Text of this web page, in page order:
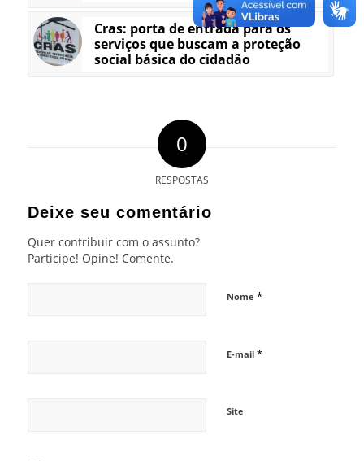
Cras: porta de entrada para os
serviços que buscam a proteção
social básica do cidadão
0
RESPOSTAS
Deixe seu comentário
Quer contribuir com o assunto?
Participe! Opine! Comente.
Nome *
E-mail *
Site